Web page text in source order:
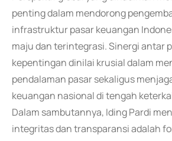
penting dalam mendorong
infrastruktur pasar keuangan
maju dan terintegrasi. Sinergi antar
kepentingan dinilai krusial dalam
pendalaman pasar sekaligus
keuangan nasional di tengah
Dalam sambutannya, Iding Pardi
integritas dan transparansi adalah